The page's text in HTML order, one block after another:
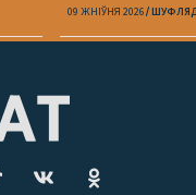
09 ЖНІЎНЯ 2026